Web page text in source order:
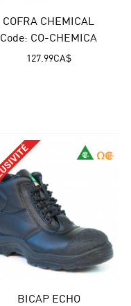
COFRA CHEMICAL
Code: CO-CHEMICA
CA$
127.99
BICAP ECHO